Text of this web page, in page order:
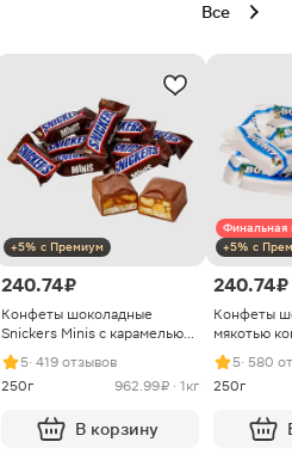
Все
+5% с Премиум
240.74 ₽
Конфеты шоколадные
Snickers Minis с карамелью
арахисом и нугой
5· 419 отзывов
250г
962.99 ₽ · 1кг
В корзину
Финальная
+5% с
240.74 ₽
Конфеты
мякотью
5· 580
250г